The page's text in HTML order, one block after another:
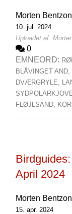
Morten
10. jul. 2024
Uploadet af:
0
EMNEORD:
BLÅVINGET AND,
DVÆRGRYLE,
FLØJLSAND,
April 2024
Morten
15. apr. 2024